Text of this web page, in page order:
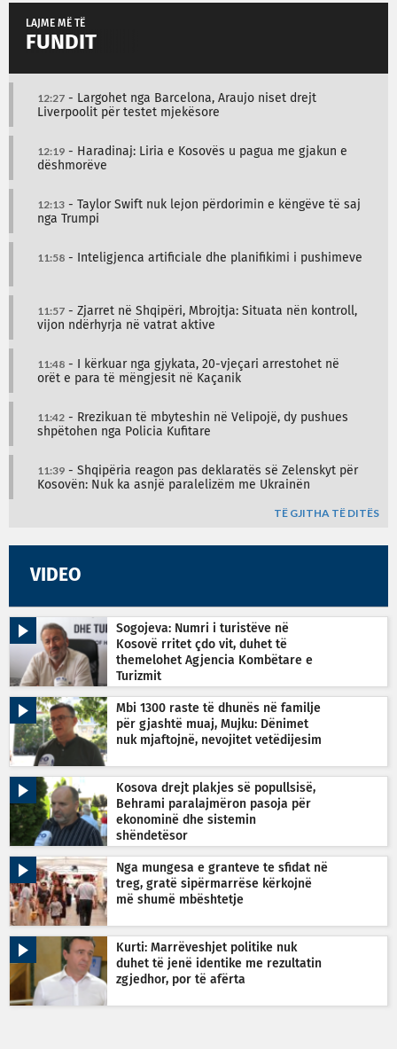
LAJME MË TË
FUNDIT
12:27 - Largohet nga Barcelona, Araujo niset drejt
Liverpoolit për testet mjekësore
12:19 - Haradinaj: Liria e Kosovës u pagua me gjakun e
dëshmorëve
12:13 - Taylor Swift nuk lejon përdorimin e këngëve të saj
nga Trumpi
11:58 - Inteligjenca artificiale dhe planifikimi i pushimeve
11:57 - Zjarret në Shqipëri, Mbrojtja: Situata nën kontroll,
vijon ndërhyrja në vatrat aktive
11:48 - I kërkuar nga gjykata, 20-vjeçari arrestohet në
orët e para të mëngjesit në Kaçanik
11:42 - Rrezikuan të mbyteshin në Velipojë, dy pushues
shpëtohen nga Policia Kufitare
11:39 - Shqipëria reagon pas deklaratës së Zelenskyt për
Kosovën: Nuk ka asnjë paralelizëm me Ukrainën
TË GJITHA TË DITËS
VIDEO
Sogojeva: Numri i turistëve në
Kosovë rritet çdo vit, duhet të
themelohet Agjencia Kombëtare e
Turizmit
Mbi 1300 raste të dhunës në familje
për gjashtë muaj, Mujku: Dënimet
nuk mjaftojnë, nevojitet vetëdijesim
Kosova drejt plakjes së popullsisë,
Behrami paralajmëron pasoja për
ekonominë dhe sistemin
shëndetësor
Nga mungesa e granteve te sfidat në
treg, gratë sipërmarrëse kërkojnë
më shumë mbështetje
Kurti: Marrëveshjet politike nuk
duhet të jenë identike me rezultatin
zgjedhor, por të afërta